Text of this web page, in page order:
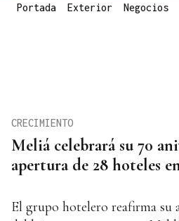
Portada Exterior Negocios
Meliá celebrará su 70
apertura de 28 hoteles
CRECIMIENTO
El grupo hotelero reafirma su